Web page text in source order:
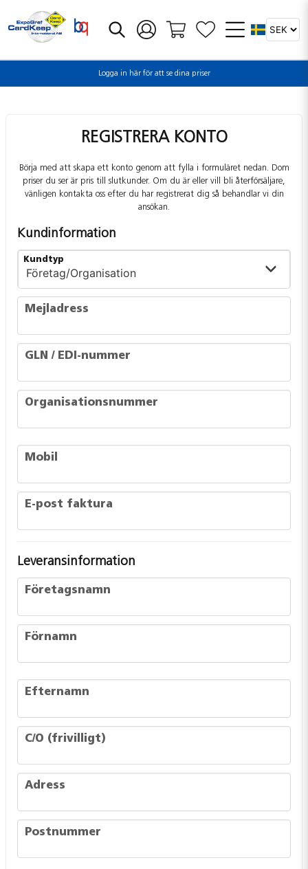
Logga in här för att se dina priser
REGISTRERA KONTO
Börja med att skapa ett konto genom att fylla i formuläret nedan. Dom
priser du ser är pris till slutkunder. Om du är eller vill bli återförsäljare,
vänligen kontakta oss efter du har registrerat dig så behandlar vi din
ansökan.
Kundinformation
frontend.form.customer_type
frontend.form.customr-type
Kundtyp
Mejladress
Mejladress
GLN / EDI-nummer
GLN / EDI-nummer
Organisationsnummer
Organisationsnummer
Mobil
Mobil
E-post faktura
E-post faktura
Leveransinformation
frontend.form.billing_address.company_name
Företagsnamn
frontend.form.billing_address.firstname
Förnamn
frontend.form.billing_address.lastname
Efternamn
frontend.form.billing_address.co_address
C/O (frivilligt)
frontend.form.billing_address.address
Adress
frontend.form.billing_address.postcode
Postnummer